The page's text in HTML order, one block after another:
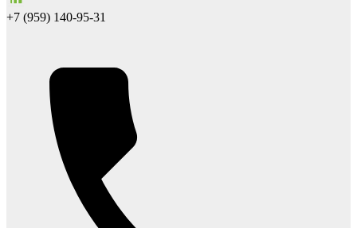
+7 (959) 140-95-31